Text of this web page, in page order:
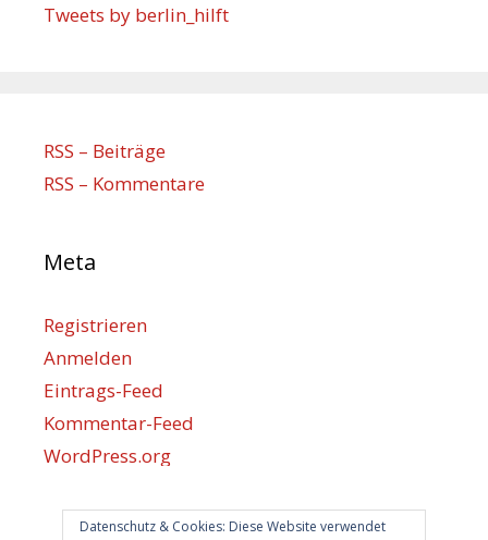
Datenschutz & Cookies: Diese Website verwendet
Tweets by berlin_hilft
RSS – Beiträge
RSS – Kommentare
Meta
Registrieren
Anmelden
Eintrags-Feed
Kommentar-Feed
WordPress.org
Berlin hilft